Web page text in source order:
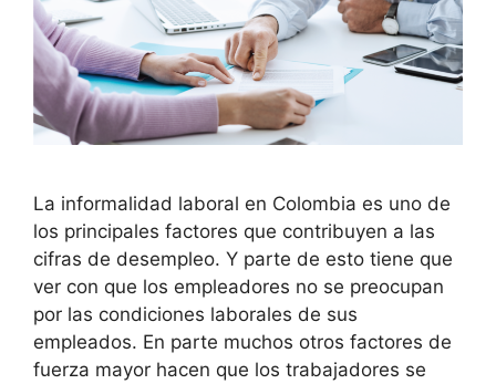
La informalidad laboral en Colombia es uno de
los principales factores que contribuyen a las
cifras de desempleo. Y parte de esto tiene que
ver con que los empleadores no se preocupan
por las condiciones laborales de sus
empleados. En parte muchos otros factores de
fuerza mayor hacen que los trabajadores se